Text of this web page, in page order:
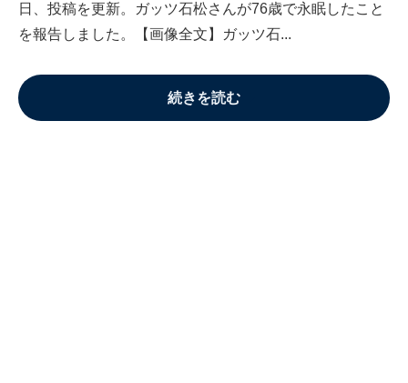
日、投稿を更新。ガッツ石松さんが76歳で永眠したこと
を報告しました。【画像全文】ガッツ石...
続きを読む